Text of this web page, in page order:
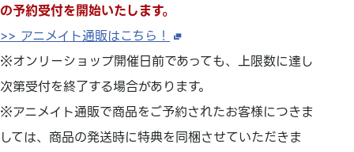
の予約受付を開始いたします。
>> アニメイト通販はこちら！
※オンリーショップ開催日前であっても、上限数に達し
次第受付を終了する場合があります。
※アニメイト通販で商品をご予約されたお客様につきま
しては、商品の発送時に特典を同梱させていただきま